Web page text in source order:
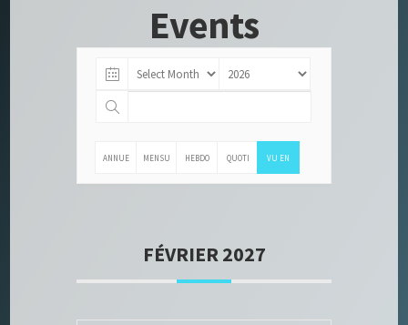
Events
ANNUE MENSU HEBDO QUOTI VU EN
FÉVRIER 2027